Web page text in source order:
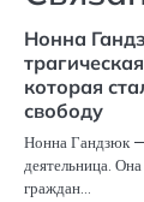
Нонна
которая
свободу
Нонна Гандзюк —
деятельница.
граждан…